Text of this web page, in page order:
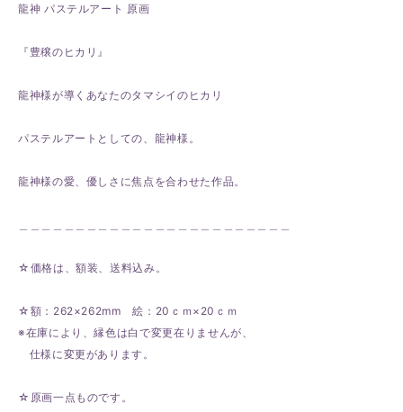
龍神 パステルアート 原画
『豊穣のヒカリ』
龍神様が導くあなたのタマシイのヒカリ
パステルアートとしての、龍神様。
龍神様の愛、優しさに焦点を合わせた作品。
☆価格は、額装、送料込み。
☆額：262×262mm 絵：20ｃｍ×20ｃｍ
※在庫により、縁色は白で変更在りませんが、
仕様に変更があります。
☆原画一点ものです。